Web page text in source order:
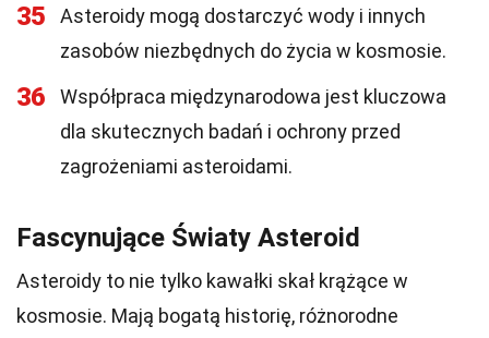
35
Asteroidy mogą dostarczyć wody i innych
zasobów niezbędnych do życia w kosmosie.
36
Współpraca międzynarodowa jest kluczowa
dla skutecznych badań i ochrony przed
zagrożeniami asteroidami.
Fascynujące Światy Asteroid
Asteroidy to nie tylko kawałki skał krążące w
kosmosie. Mają bogatą historię, różnorodne